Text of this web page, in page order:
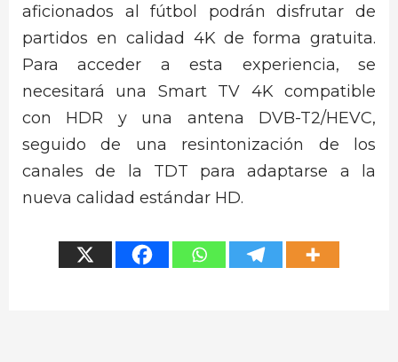
aficionados al fútbol podrán disfrutar de
partidos en calidad 4K de forma gratuita.
Para acceder a esta experiencia, se
necesitará una Smart TV 4K compatible
con HDR y una antena DVB-T2/HEVC,
seguido de una resintonización de los
canales de la TDT para adaptarse a la
nueva calidad estándar HD.